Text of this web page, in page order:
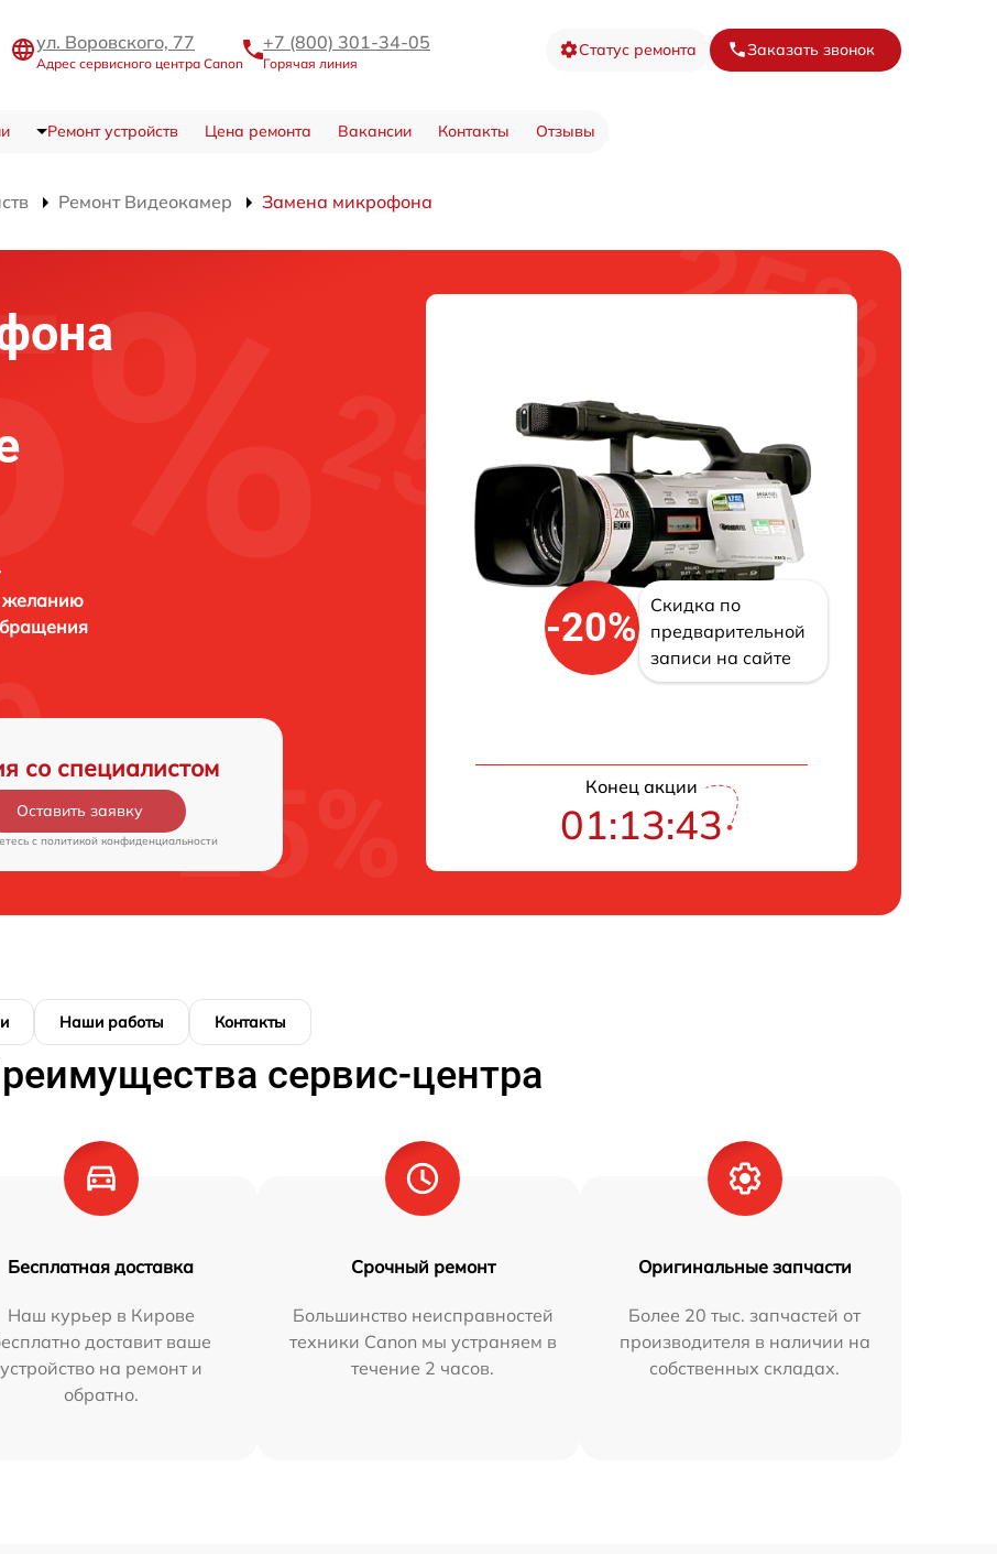
ул. Воровского, 77
Адрес сервисного центра Canon
+7 (800) 301-34-05
Горячая линия
Статус ремонта Заказать звонок
Ремонт устройств Цена ремонта Вакансии Контакты Отзывы
Ремонт Видеокамер Замена микрофона
желанию
со специалистом
Оставить заявку
c политикой конфиденциальности
-20%
Скидка по
предварительной
записи на сайте
Конец акции
01:13:42
Наши работы Контакты
сервис-центра
Бесплатная доставка
Наш курьер в Кирове
доставит ваше
устройство на ремонт и
обратно.
Срочный ремонт
Большинство неисправностей
техники Canon мы устраняем в
течение 2 часов.
Оригинальные запчасти
Более 20 тыс. запчастей от
производителя в наличии на
собственных складах.